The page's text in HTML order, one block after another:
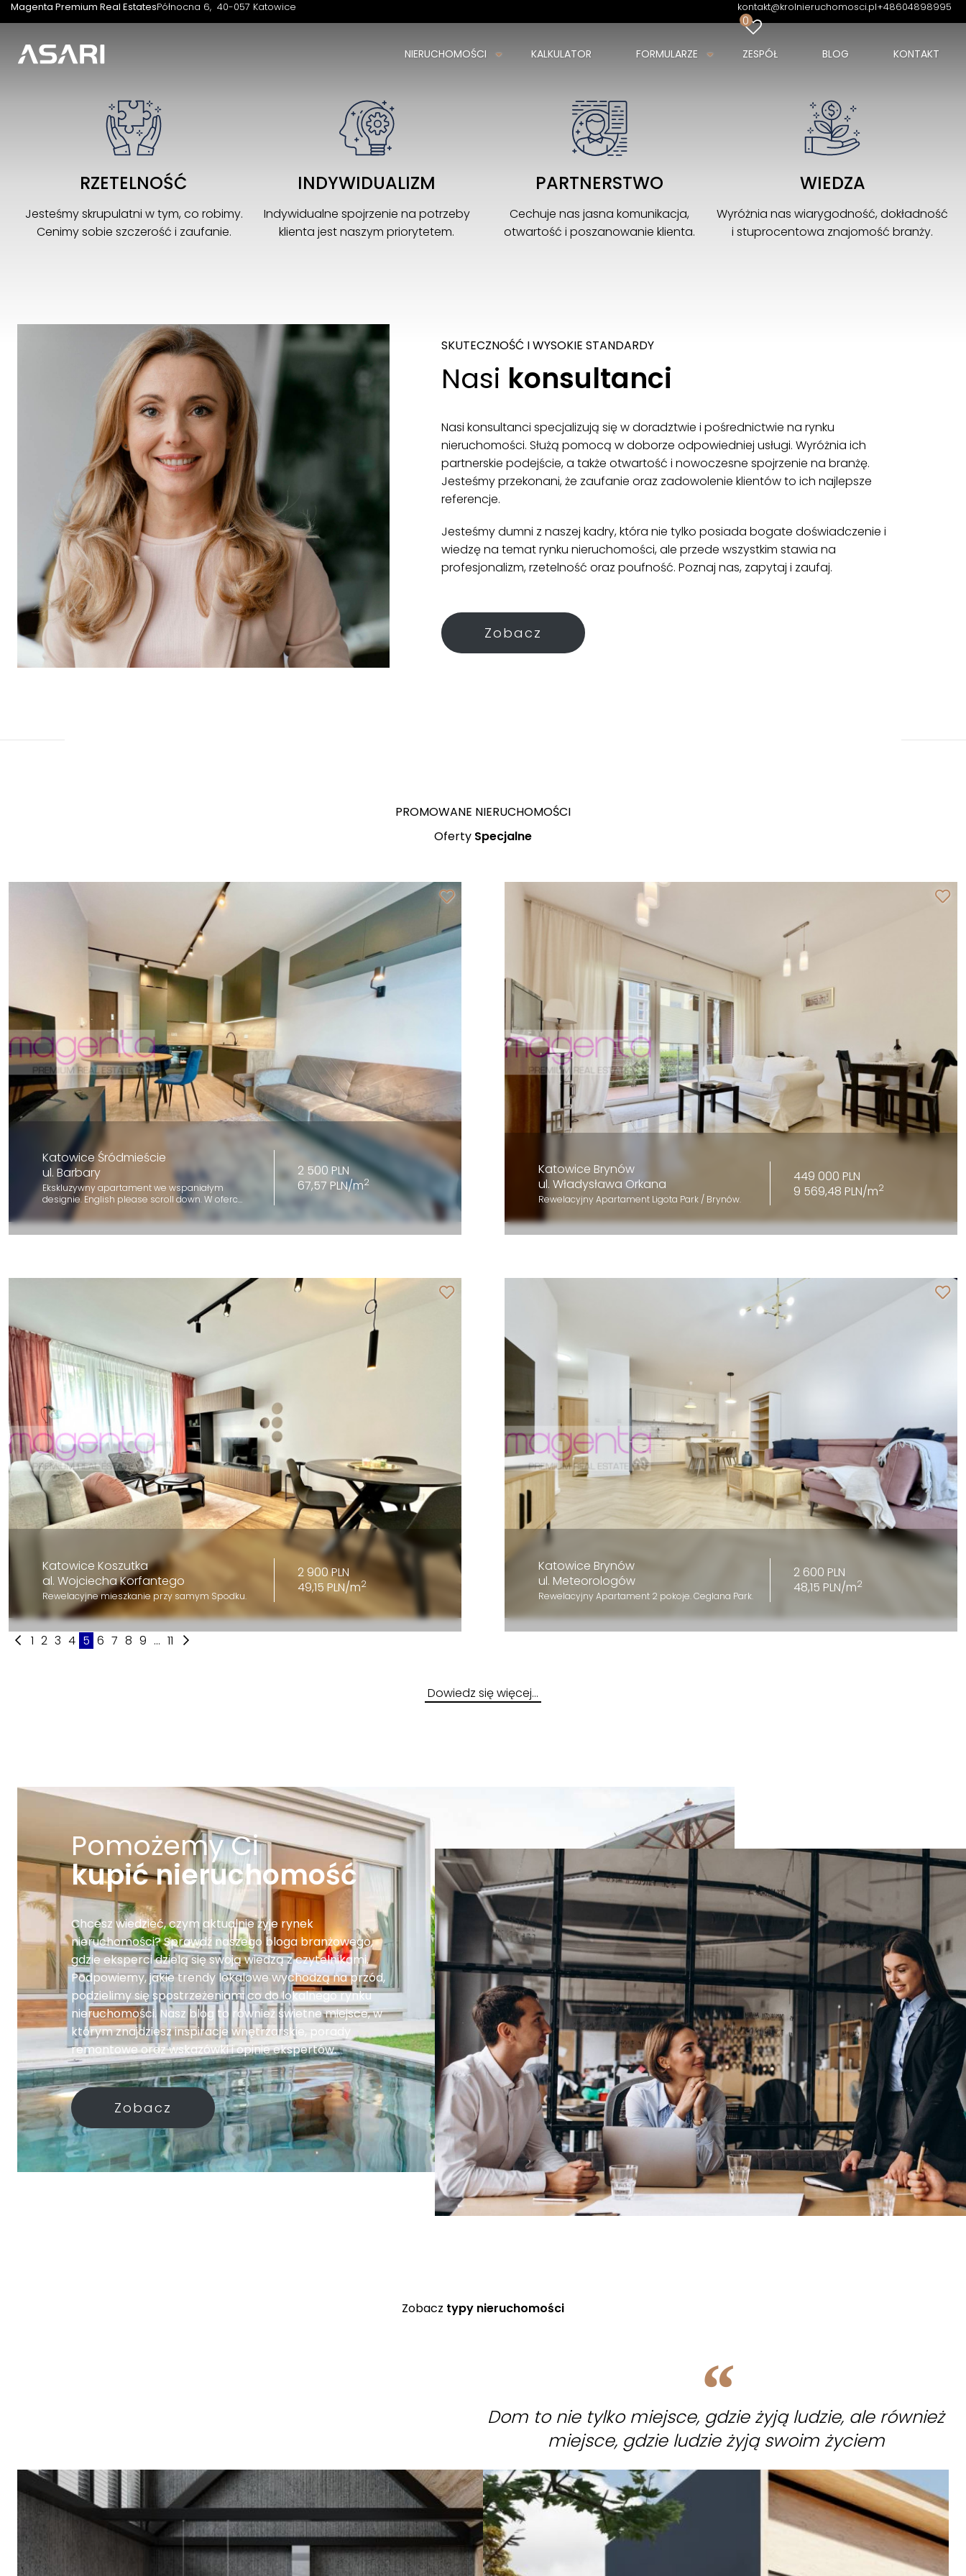
Magenta Premium Real EstatesPółnocna 6 40-057 Katowice kontakt@krolnieruchomosci.pl+48604898995
0
NIERUCHOMOŚCI KALKULATOR FORMULARZE ZESPÓŁ BLOG KONTAKT
RZETELNOŚĆ
Jesteśmy skrupulatni w tym, co robimy.
Cenimy sobie szczerość i zaufanie.
INDYWIDUALIZM
Indywidualne spojrzenie na potrzeby
klienta jest naszym priorytetem.
PARTNERSTWO
Cechuje nas jasna komunikacja,
otwartość i poszanowanie klienta.
WIEDZA
Wyróżnia nas wiarygodność, dokładność
i stuprocentowa znajomość branży.
SKUTECZNOŚĆ I WYSOKIE STANDARDY
Nasi konsultanci
Nasi konsultanci specjalizują się w doradztwie i pośrednictwie na rynku
nieruchomości. Służą pomocą w doborze odpowiedniej usługi. Wyróżnia ich
partnerskie podejście, a także otwartość i nowoczesne spojrzenie na branżę.
Jesteśmy przekonani, że zaufanie oraz zadowolenie klientów to ich najlepsze
referencje.
Jesteśmy dumni z naszej kadry, która nie tylko posiada bogate doświadczenie i
wiedzę na temat rynku nieruchomości, ale przede wszystkim stawia na
profesjonalizm, rzetelność oraz poufność. Poznaj nas, zapytaj i zaufaj.
Zobacz
PROMOWANE NIERUCHOMOŚCI
Oferty Specjalne
Katowice Śródmieście
ul. Barbary
Ekskluzywny apartament we wspaniałym
designie. English please scroll down. W oferc…
2 500 PLN
67,57 PLN/m2
Katowice Brynów
ul. Władysława Orkana
Rewelacyjny Apartament Ligota Park / Brynów.
449 000 PLN
9 569,48 PLN/m2
Katowice Koszutka
al. Wojciecha Korfantego
Rewelacyjne mieszkanie przy samym Spodku.
2 900 PLN
49,15 PLN/m2
Katowice Brynów
ul. Meteorologów
Rewelacyjny Apartament 2 pokoje. Ceglana Park.
2 600 PLN
48,15 PLN/m2
1 2 3 4 5 6 7 8 9 ... 11
Dowiedz się więcej…
Pomożemy Ci
kupić nieruchomość
Chcesz wiedzieć, czym aktualnie żyje rynek
nieruchomości? Sprawdź naszego bloga branżowego,
gdzie eksperci dzielą się swoją wiedzą z czytelnikami.
Podpowiemy, jakie trendy lokalowe wychodzą na przód,
podzielimy się spostrzeżeniami co do lokalnego rynku
nieruchomości. Nasz blog to również świetne miejsce, w
którym znajdziesz inspiracje wnętrzarskie, porady
remontowe oraz wskazówki i opinie ekspertów.
Zobacz
Zobacz typy nieruchomości
Dom to nie tylko miejsce, gdzie żyją ludzie, ale również
miejsce, gdzie ludzie żyją swoim życiem